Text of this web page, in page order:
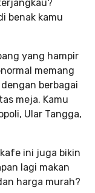
benak kamu
yang hampir
memang
berbagai
meja. Kamu
Ular Tangga,
ini juga bikin
lagi makan
harga murah?